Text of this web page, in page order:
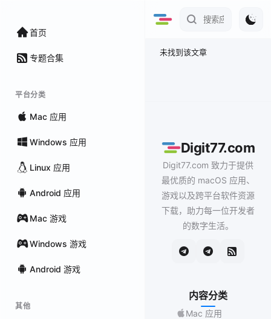
首页
专题合集
平台分类
Mac 应用
Windows 应用
Linux 应用
Android 应用
Mac 游戏
Windows 游戏
Android 游戏
其他
未找到该文章
Digit77.com
Digit77.com 致力于提供
最优质的 macOS 应用、
游戏以及跨平台软件资源
下载，助力每一位开发者
的数字生活。
内容分类
Mac 应用